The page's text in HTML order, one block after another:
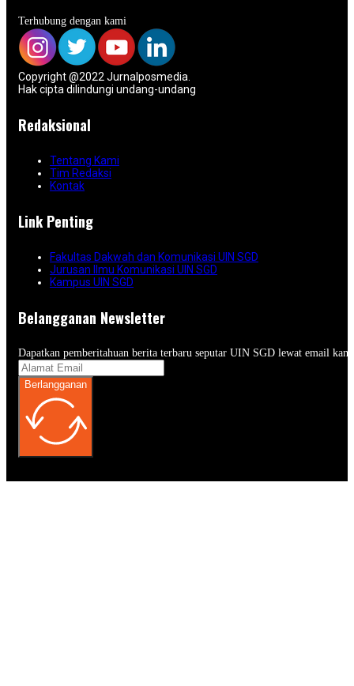
Terhubung dengan kami
Copyright @2022 Jurnalposmedia.
Hak cipta dilindungi undang-undang
Redaksional
Tentang Kami
Tim Redaksi
Kontak
Link Penting
Fakultas Dakwah dan Komunikasi UIN SGD
Jurusan Ilmu Komunikasi UIN SGD
Kampus UIN SGD
Belangganan Newsletter
Dapatkan pemberitahuan berita terbaru seputar UIN SGD lewat email
Berlangganan